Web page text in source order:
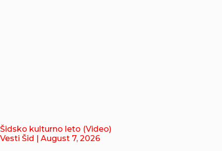
Šidsko kulturno leto (Video)
Vesti Šid | August 7, 2026